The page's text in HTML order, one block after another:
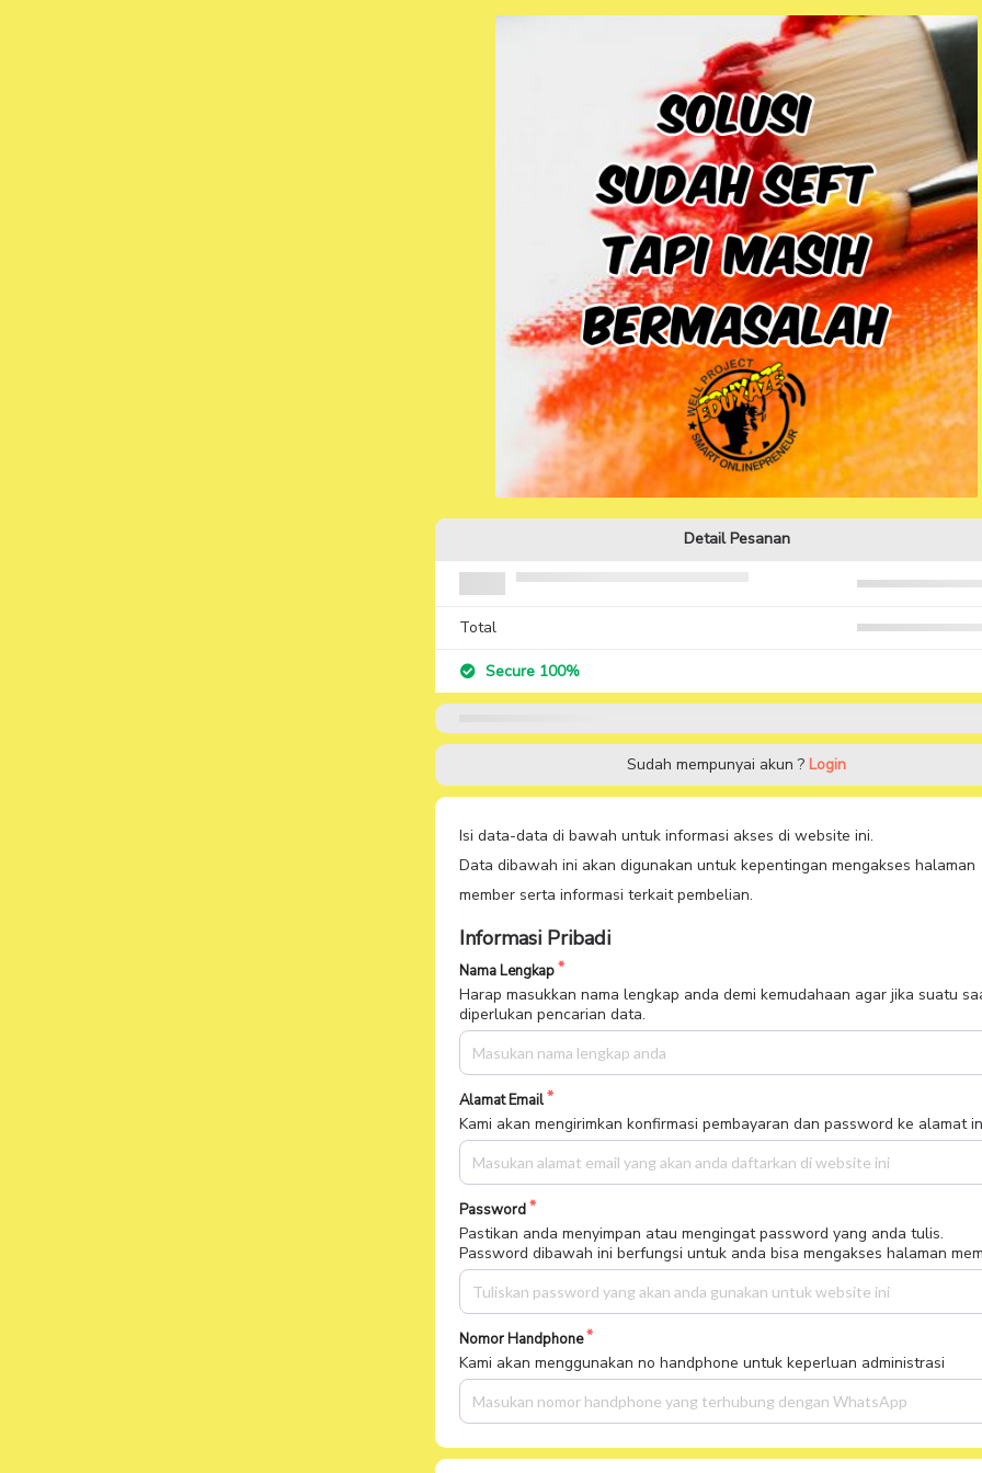
Detail Pesanan
Bermasalah
Durasi: per 30 Hari
Rp.
Biaya Transaksi -
Total Rp.
Secure 100%
Kode Diskon
Masukan kode jika anda punya
Isi data-data di bawah untuk informasi akses di website ini.
Informasi Pribadi
Nama Lengkap
Harap masukkan nama lengkap anda demi kemudahaan agar jika suatu saat
diperlukan pencarian data.
Alamat Email
Kami akan mengirimkan konfirmasi pembayaran dan password ke alamat ini
Password
Pastikan anda menyimpan atau mengingat password yang anda tulis.